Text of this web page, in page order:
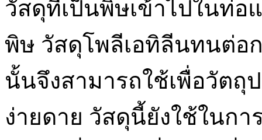
วัสดุที่เป็นพิษเข้าไปในท่อ
พิษ วัสดุโพลีเอทิลีนทนต่อ
นั้นจึงสามารถใช้เพื่อวัตถุ
ง่ายดาย วัสดุนี้ยังใช้ในก